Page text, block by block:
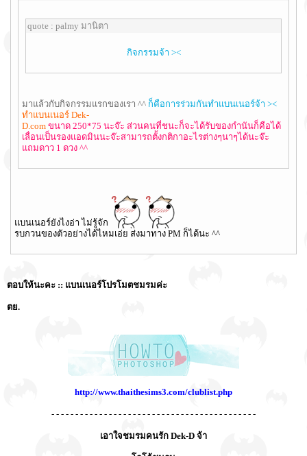
quote : palmy มานิตา
กิจกรรมจ้า ><
มาแล้วกับกิจกรรมแรกของเรา ^^ ก็คือการร่วมกันทำแบนเนอร์จ้า ><
ทำแบนเนอร์ Dek-
D.com ขนาด 250*75 นะจ๊ะ ส่วนคนที่ชนะก็จะได้รับของกำนันก็คือได้
เลื่อนเป็นรองแอดมินนะจ๊ะสามารถตั้งกติกาอะไรต่างๆนาๆได้นะจ๊ะ
แถมดาว 1 ดวง ^^
แบนเนอร์ยังไงอ่า ไม่รู้จัก
รบกวนของตัวอย่างได้ไหมเอ่ย ส่งมาทาง PM ก็ได้นะ ^^
ตอบให้นะคะ :: แบนเนอร์โปรโมตชมรมค่ะ
ตย.
http://www.thaithesims3.com/clublist.php
- - - - - - - - - - - - - - - - - - - - - - - - - - - - - - - - - - - - - - - - - - -
เอาใจชมรมคนรัก Dek-D จ้า